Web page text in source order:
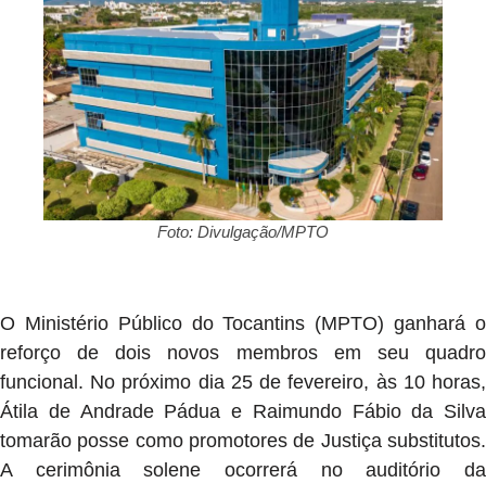
Foto: Divulgação/MPTO
O Ministério Público do Tocantins (MPTO) ganhará o
reforço de dois novos membros em seu quadro
funcional. No próximo dia 25 de fevereiro, às 10 horas,
Átila de Andrade Pádua e Raimundo Fábio da Silva
tomarão posse como promotores de Justiça substitutos.
A cerimônia solene ocorrerá no auditório da